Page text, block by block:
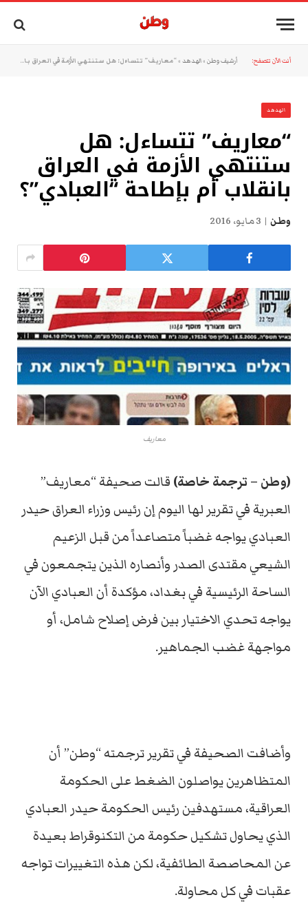
أنت الآن تتصفح: أرشيف وطن »الهدهد »“معاريف” تتساءل: هل ستنتهي الأزمة في العراق بانقلاب أم بإطاحة “العبادي”؟
الهدهد
“معاريف” تتساءل: هل
ستنتهي الأزمة في العراق
بانقلاب أم بإطاحة “العبادي”؟
وطن 3 مايو، 2016
معاريف
(وطن – ترجمة خاصة) قالت صحيفة “معاريف”
العبرية في تقرير لها اليوم إن رئيس وزراء العراق حيدر
العبادي يواجه غضباً متصاعداً من قبل الزعيم
الشيعي مقتدى الصدر وأنصاره الذين يتجمعون في
الساحة الرئيسية في بغداد، مؤكدة أن العبادي الآن
يواجه تحدي الاختيار بين فرض إصلاح شامل، أو
مواجهة غضب الجماهير.
وأضافت الصحيفة في تقرير ترجمته “وطن” أن
المتظاهرين يواصلون الضغط على الحكومة
العراقية، مستهدفين رئيس الحكومة حيدر العبادي
الذي يحاول تشكيل حكومة من التكنوقراط بعيدة
عن المحاصصة الطائفية، لكن هذه التغييرات تواجه
عقبات في كل محاولة.